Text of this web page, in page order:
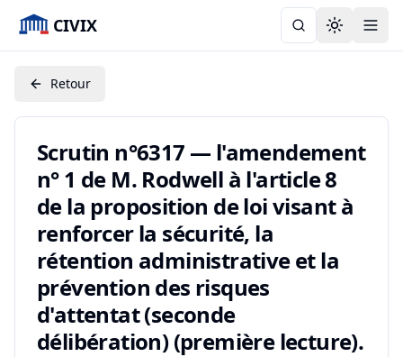
CIVIX Toggle
Retour
Scrutin n°6317 — l'amendement
n° 1 de M. Rodwell à l'article 8
de la proposition de loi visant à
renforcer la sécurité, la
rétention administrative et la
prévention des risques
d'attentat (seconde
délibération) (première lecture).